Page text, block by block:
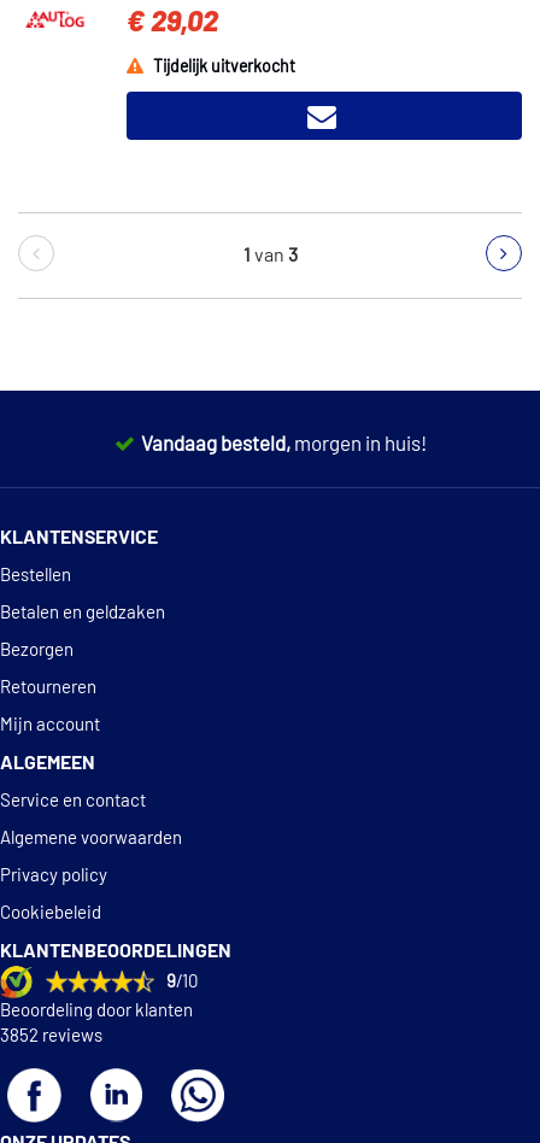
€ 29,02
Tijdelijk uitverkocht
1 van 3
Vandaag besteld, morgen in huis!
KLANTENSERVICE
Bestellen
Betalen en geldzaken
Bezorgen
Retourneren
Mijn account
ALGEMEEN
Service en contact
Algemene voorwaarden
Privacy policy
Cookiebeleid
KLANTENBEOORDELINGEN
9/10
Beoordeling door klanten
3852 reviews